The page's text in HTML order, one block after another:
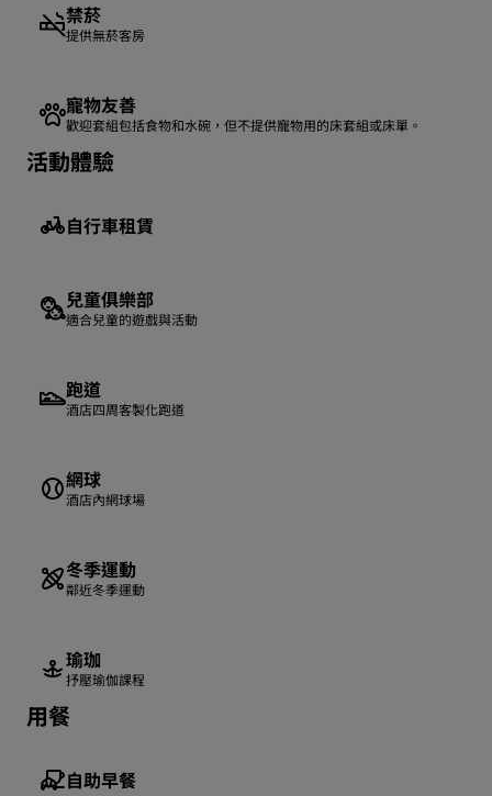
禁菸
提供無菸客房
寵物友善
歡迎套組包括食物和水碗，但不提供寵物用的床套組或床單。
活動體驗
自行車租賃
兒童俱樂部
適合兒童的遊戲與活動
跑道
酒店四周客製化跑道
網球
酒店內網球場
冬季運動
鄰近冬季運動
瑜珈
抒壓瑜伽課程
用餐
自助早餐